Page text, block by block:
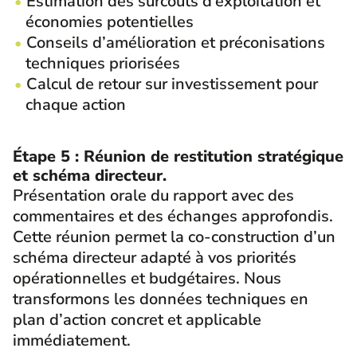
économies potentielles
Conseils d’amélioration et préconisations
techniques priorisées
Calcul de retour sur investissement pour
chaque action
Étape 5 : Réunion de restitution stratégique
et schéma directeur.
Présentation orale du rapport avec des
commentaires et des échanges approfondis.
Cette réunion permet la co-construction d’un
schéma directeur adapté à vos priorités
opérationnelles et budgétaires. Nous
transformons les données techniques en
plan d’action concret et applicable
immédiatement.